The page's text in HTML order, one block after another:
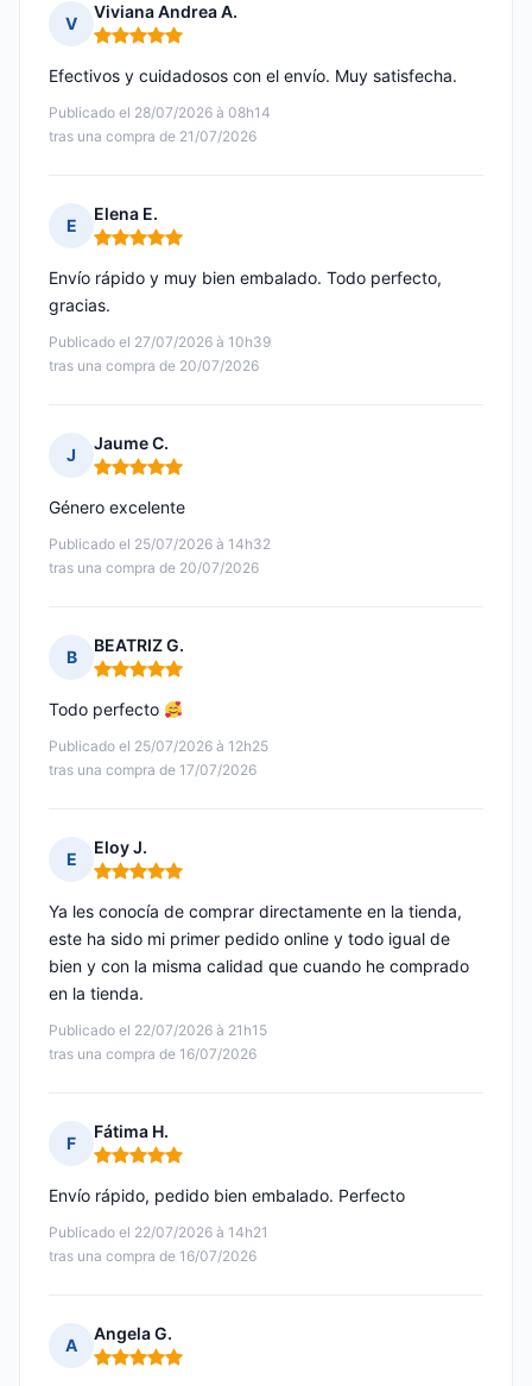
V
Viviana Andrea A.
Nota: 5 de 5
Publicado el 28/07/2026 à 08h14
tras una compra de 21/07/2026
Efectivos y cuidadosos con el envío. Muy satisfecha.
E
Elena E.
Nota: 5 de 5
Publicado el 27/07/2026 à 10h39
tras una compra de 20/07/2026
Envío rápido y muy bien embalado. Todo perfecto,
gracias.
J
Jaume C.
Nota: 5 de 5
Publicado el 25/07/2026 à 14h32
tras una compra de 20/07/2026
Género excelente
B
BEATRIZ G.
Nota: 5 de 5
Publicado el 25/07/2026 à 12h25
tras una compra de 17/07/2026
Todo perfecto
E
Eloy J.
Nota: 5 de 5
Publicado el 22/07/2026 à 21h15
tras una compra de 16/07/2026
Ya les conocía de comprar directamente en la tienda,
este ha sido mi primer pedido online y todo igual de
bien y con la misma calidad que cuando he comprado
en la tienda.
F
Fátima H.
Nota: 5 de 5
Publicado el 22/07/2026 à 14h21
tras una compra de 16/07/2026
Envío rápido, pedido bien embalado. Perfecto
A
Angela G.
Nota: 5 de 5